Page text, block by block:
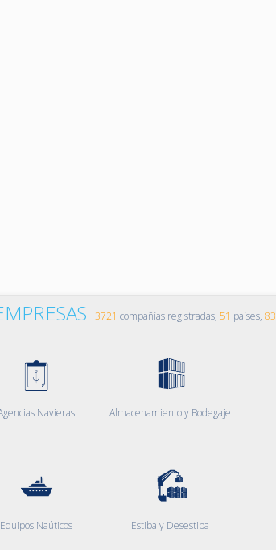
3721 compañías registradas, 51 países, 83
Navieras Almacenamiento y Bodegaje
Equipos Naúticos Estiba y Desestiba